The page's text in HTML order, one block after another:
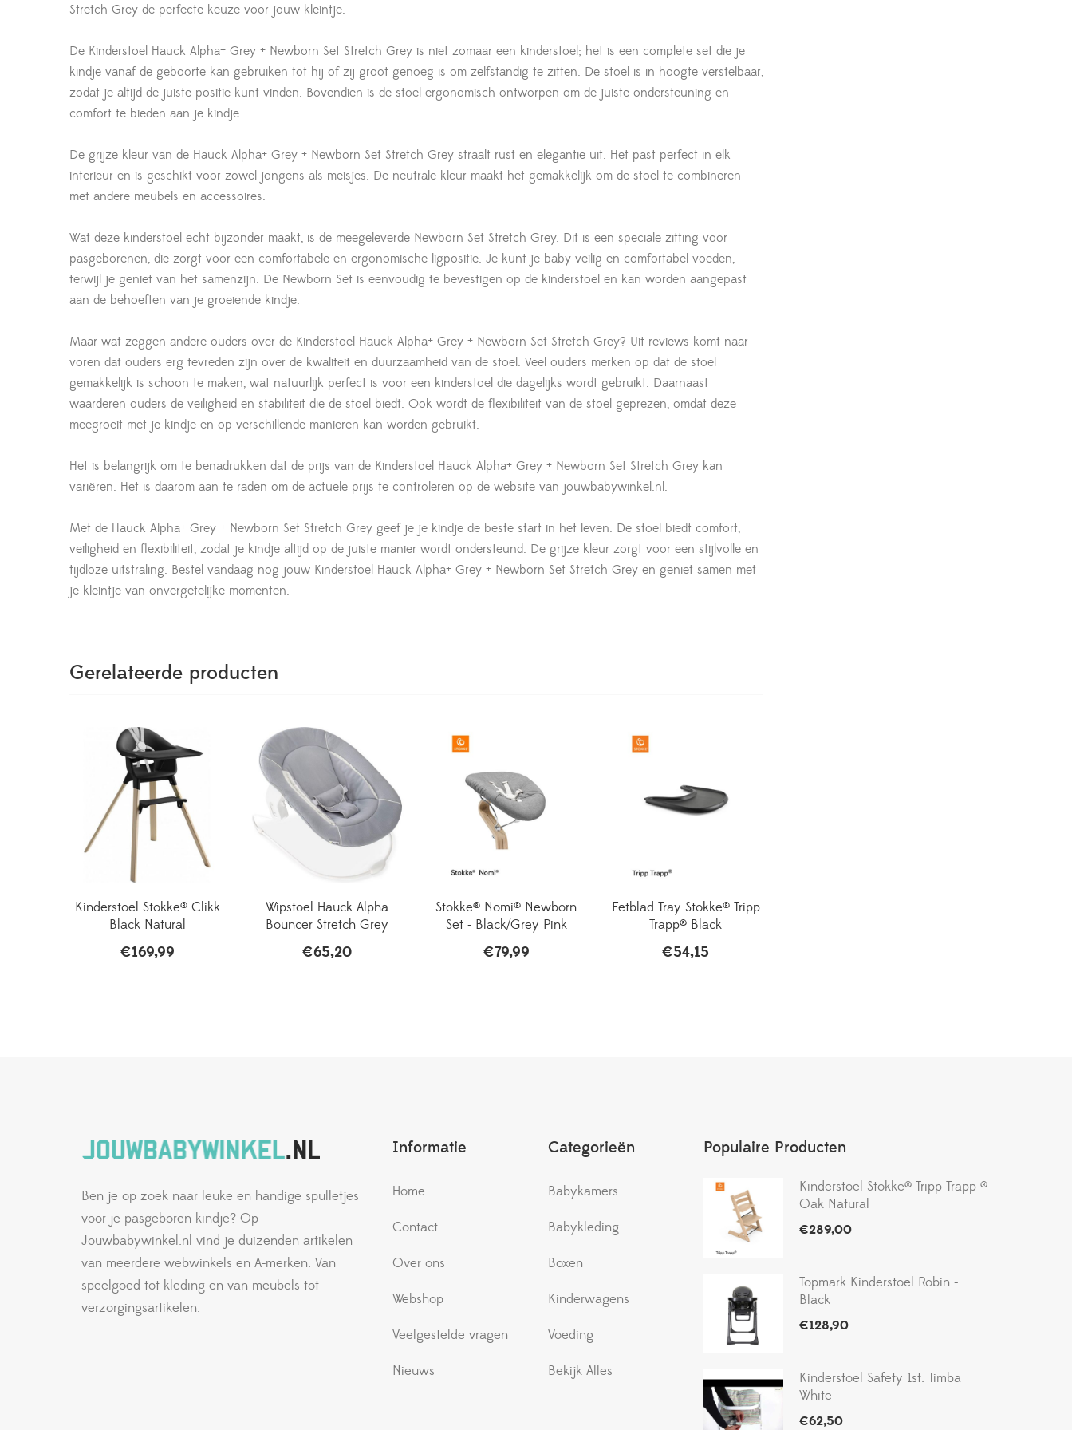
Stretch Grey de perfecte keuze voor jouw kleintje.
De Kinderstoel Hauck Alpha+ Grey + Newborn Set Stretch Grey is niet zomaar een kinderstoel; het is een complete set die je
kindje vanaf de geboorte kan gebruiken tot hij of zij groot genoeg is om zelfstandig te zitten. De stoel is in hoogte verstelbaar,
zodat je altijd de juiste positie kunt vinden. Bovendien is de stoel ergonomisch ontworpen om de juiste ondersteuning en
comfort te bieden aan je kindje.
De grijze kleur van de Hauck Alpha+ Grey + Newborn Set Stretch Grey straalt rust en elegantie uit. Het past perfect in elk
interieur en is geschikt voor zowel jongens als meisjes. De neutrale kleur maakt het gemakkelijk om de stoel te combineren
met andere meubels en accessoires.
Wat deze kinderstoel echt bijzonder maakt, is de meegeleverde Newborn Set Stretch Grey. Dit is een speciale zitting voor
pasgeborenen, die zorgt voor een comfortabele en ergonomische ligpositie. Je kunt je baby veilig en comfortabel voeden,
terwijl je geniet van het samenzijn. De Newborn Set is eenvoudig te bevestigen op de kinderstoel en kan worden aangepast
aan de behoeften van je groeiende kindje.
Maar wat zeggen andere ouders over de Kinderstoel Hauck Alpha+ Grey + Newborn Set Stretch Grey? Uit reviews komt naar
voren dat ouders erg tevreden zijn over de kwaliteit en duurzaamheid van de stoel. Veel ouders merken op dat de stoel
gemakkelijk is schoon te maken, wat natuurlijk perfect is voor een kinderstoel die dagelijks wordt gebruikt. Daarnaast
waarderen ouders de veiligheid en stabiliteit die de stoel biedt. Ook wordt de flexibiliteit van de stoel geprezen, omdat deze
meegroeit met je kindje en op verschillende manieren kan worden gebruikt.
Het is belangrijk om te benadrukken dat de prijs van de Kinderstoel Hauck Alpha+ Grey + Newborn Set Stretch Grey kan
variëren. Het is daarom aan te raden om de actuele prijs te controleren op de website van jouwbabywinkel.nl.
Met de Hauck Alpha+ Grey + Newborn Set Stretch Grey geef je je kindje de beste start in het leven. De stoel biedt comfort,
veiligheid en flexibiliteit, zodat je kindje altijd op de juiste manier wordt ondersteund. De grijze kleur zorgt voor een stijlvolle en
tijdloze uitstraling. Bestel vandaag nog jouw Kinderstoel Hauck Alpha+ Grey + Newborn Set Stretch Grey en geniet samen met
je kleintje van onvergetelijke momenten.
Gerelateerde producten
Kinderstoel Stokke® Clikk
Black Natural
€169,99
Wipstoel Hauck Alpha
Bouncer Stretch Grey
€65,20
Stokke® Nomi® Newborn
Set - Black/Grey Pink
€79,99
Eetblad Tray Stokke® Tripp
Trapp® Black
€54,15
Ben je op zoek naar leuke en handige spulletjes
voor je pasgeboren kindje? Op
Jouwbabywinkel.nl vind je duizenden artikelen
van meerdere webwinkels en A-merken. Van
speelgoed tot kleding en van meubels tot
verzorgingsartikelen.
Informatie
Home
Contact
Over ons
Webshop
Veelgestelde vragen
Nieuws
Categorieën
Babykamers
Babykleding
Boxen
Kinderwagens
Voeding
Bekijk Alles
Populaire Producten
Kinderstoel Stokke® Tripp Trapp ®
Oak Natural
€289,00
Topmark Kinderstoel Robin -
Black
€128,90
Kinderstoel Safety 1st. Timba
White
€62,50